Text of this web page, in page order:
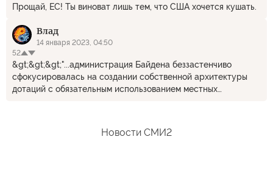
Прощай, ЕС! Ты виноват лишь тем, что США хочется кушать.
Влад
14 января 2023, 04:50
52
&gt;&gt;&gt;"...администрация Байдена беззастенчиво
сфокусировалась на создании собственной архитектуры
дотаций с обязательным использованием местных
стороны преуспевающего Китая" ______________________
Новости СМИ2